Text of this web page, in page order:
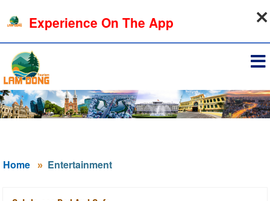
Home Entertainment
Experience On The App